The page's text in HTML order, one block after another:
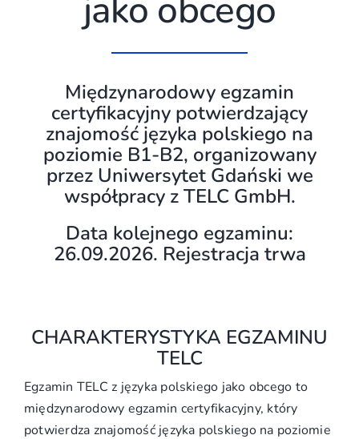
Międzynarodowy egzamin
certyfikacyjny potwierdzający
znajomość języka polskiego na
poziomie B1-B2, organizowany
przez Uniwersytet Gdański we
współpracy z TELC GmbH.
Data kolejnego egzaminu:
26.09.2026. Rejestracja trwa
CHARAKTERYSTYKA EGZAMINU
TELC
Egzamin TELC z języka polskiego jako obcego to
międzynarodowy egzamin certyfikacyjny, który
potwierdza znajomość języka polskiego na poziomie